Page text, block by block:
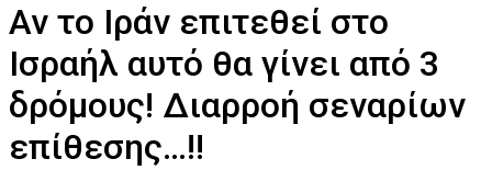
Αν το Ιράν επιτεθεί στο
Ισραήλ αυτό θα γίνει από 3
δρόμους! Διαρροή σεναρίων
επίθεσης…!!